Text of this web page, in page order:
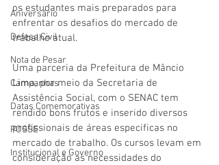
Aniversário
Defesa Civil
Nota de Pesar
Campanhas
Datas Comemorativas
POSSE
Institucional e Governo
os estudantes mais preparados para
enfrentar os desafios do mercado de
trabalho atual.
Uma parceria da Prefeitura de Mâncio
Lima, por meio da Secretaria de
Assistência Social, com o SENAC tem
rendido bons frutos e inserido diversos
profissionais de áreas especificas no
mercado de trabalho. Os cursos levam em
consideração as necessidades do